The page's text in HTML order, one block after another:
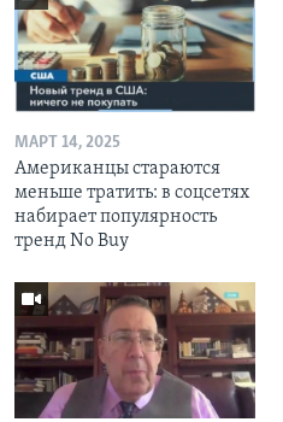
МАРТ 14, 2025
Американцы стараются
меньше тратить: в соцсетях
набирает популярность
тренд No Buy